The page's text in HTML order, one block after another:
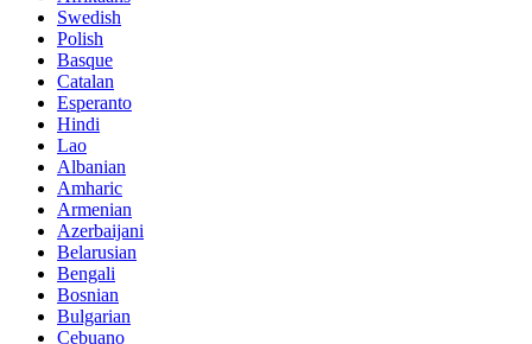
Swedish
Polish
Basque
Catalan
Esperanto
Hindi
Lao
Albanian
Amharic
Armenian
Azerbaijani
Belarusian
Bengali
Bosnian
Bulgarian
Cebuano